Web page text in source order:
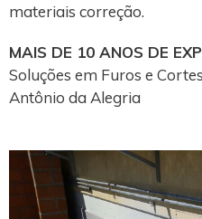
materiais correção.
MAIS DE 10 ANOS DE
Soluções em Furos e
Antônio da Alegria